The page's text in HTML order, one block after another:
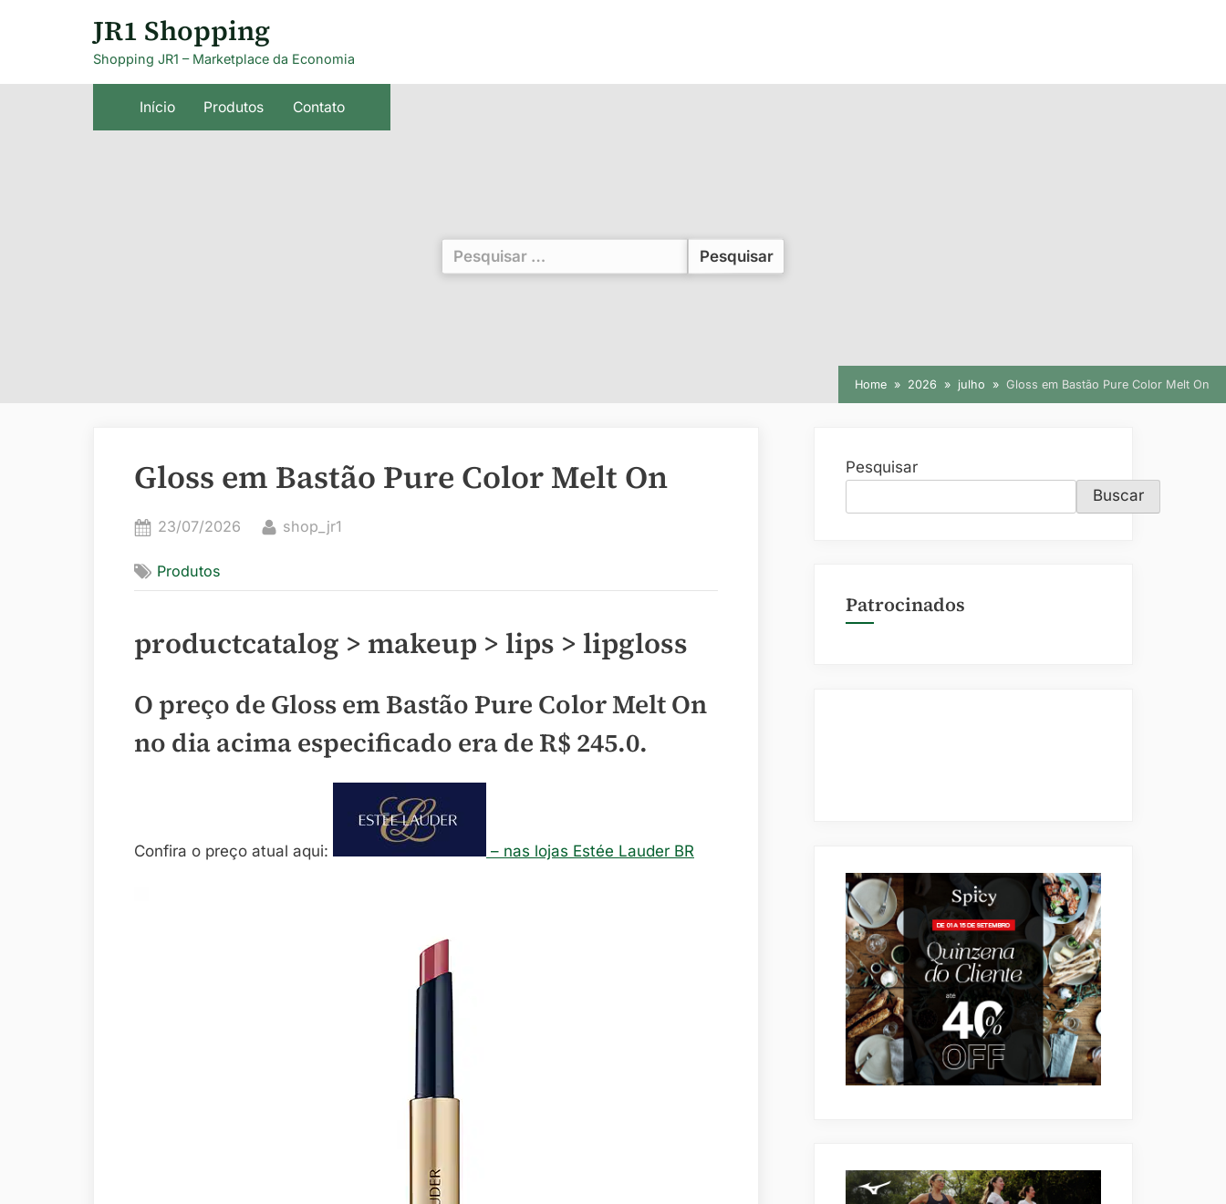
JR1 Shopping
Shopping JR1 – Marketplace da Economia
Início Produtos Contato
Pesquisar
por:
Home 2026 julho Gloss em Bastão Pure Color Melt On
Gloss em Bastão Pure Color Melt On
Posted
23/07/2026 By
shop_jr1
Produtos
productcatalog > makeup > lips > lipgloss
O preço de Gloss em Bastão Pure Color Melt On
no dia acima especificado era de R$ 245.0.
Confira o preço atual aqui: – nas lojas Estée Lauder BR
Pesquisar
Buscar
Patrocinados